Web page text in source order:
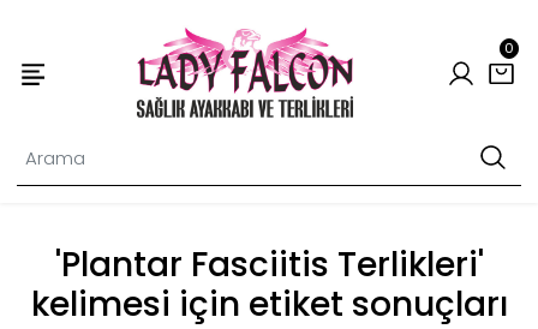
0
'Plantar Fasciitis Terlikleri'
kelimesi için etiket sonuçları